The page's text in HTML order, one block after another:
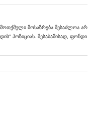
მოსაზრება შესაძლოა არ
პოზიციას. შესაბამისად, ფონდი